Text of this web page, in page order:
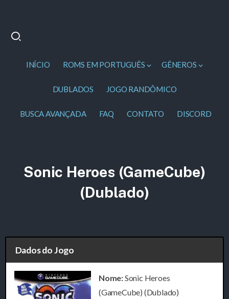
INÍCIO ROMS EM PORTUGUÊS GÊNEROS
DUBLADOS JOGO RANDÔMICO
BUSCA AVANÇADA FAQ CONTATO DISCORD
Sonic Heroes (GameCube)
(Dublado)
Dados do Jogo
Nome:Sonic Heroes
(GameCube) (Dublado)